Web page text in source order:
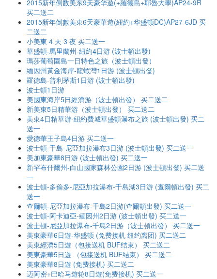
2015新年倒数美东9天豪华遊(+羅德島+耶魯大學)AP24-9R
买二送二
2015新年倒數美東6天豪華遊(紐約+华盛顿DC)AP27-6JD 买
二送二
小美東 4 天 3 夜 买二送一
華盛頓-馬里蘭州-紐約4日游 (波士頓出發)
瑪莎葡萄園島一日特色之旅（波士頓出發）
緬因州黃金海岸-龍蝦灣1日游 (波士頓出發)
羅德島-普利茅斯1日游 (波士頓出發)
波士頓1日游
美國東海岸5日經濟游（波士頓出發） 买二送二
新美東5日精華游（波士頓出發） 买二送二
美東4日精華游-紐約費城華盛頓瀑布之旅 (波士頓出發) 买二
送一
愛德華王子島4日游 买二送一
波士頓-千島-尼亞加拉瀑布3日游 (波士頓出發) 买二送一
美加東豪華8日游 (波士頓出發) 买二送一
新罕布什爾州-白山國家森林公園2日游 (波士頓出發) 买二送
一
波士頓-多倫多-尼亞加拉瀑布-千島湖3日游 (查爾頓出發) 买二
送一
查爾頓-尼亞加拉瀑布-千島2日游(查爾頓出發) 买二送一
波士頓-阿卡迪亞-緬因州2日游 (波士頓出發) 买二送一
波士頓-尼亞加拉瀑布-千島2日游（波士頓出發） 买二送一
美東豪華6日遊-华盛顿 (免费接机 纽约离团) 买二送二
美東經濟5日遊（包接送机 BUF结束） 买二送二
美東豪華5日遊 （包接送机 BUF结束） 买二送二
美東豪華8日遊 (免费接机) 买二送二
迈阿密+巴哈马遊轮8日遊(免费接机) 买二送一